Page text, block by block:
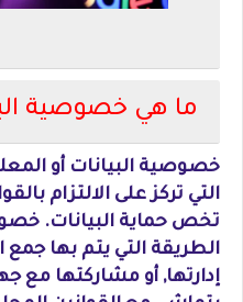
ما هي خصوصية
خصوصية البيانات أو
التي تركز على الالتزام
تخص حماية البيانات.
الطريقة التي يتم بها جمع
إدارتها, أو مشاركتها مع